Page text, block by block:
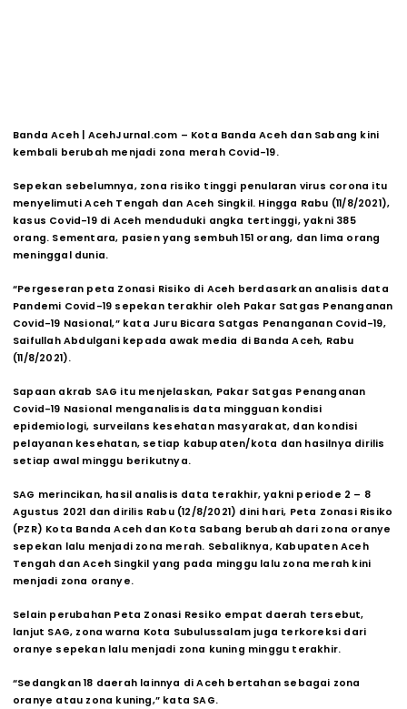
Banda Aceh | AcehJurnal.com – Kota Banda Aceh dan Sabang kini
kembali berubah menjadi zona merah Covid-19.
Sepekan sebelumnya, zona risiko tinggi penularan virus corona itu
menyelimuti Aceh Tengah dan Aceh Singkil. Hingga Rabu (11/8/2021),
kasus Covid-19 di Aceh menduduki angka tertinggi, yakni 385
orang. Sementara, pasien yang sembuh 151 orang, dan lima orang
meninggal dunia.
“Pergeseran peta Zonasi Risiko di Aceh berdasarkan analisis data
Pandemi Covid-19 sepekan terakhir oleh Pakar Satgas Penanganan
Covid-19 Nasional,” kata Juru Bicara Satgas Penanganan Covid-19,
Saifullah Abdulgani kepada awak media di Banda Aceh, Rabu
(11/8/2021).
Sapaan akrab SAG itu menjelaskan, Pakar Satgas Penanganan
Covid-19 Nasional menganalisis data mingguan kondisi
epidemiologi, surveilans kesehatan masyarakat, dan kondisi
pelayanan kesehatan, setiap kabupaten/kota dan hasilnya dirilis
setiap awal minggu berikutnya.
SAG merincikan, hasil analisis data terakhir, yakni periode 2 – 8
Agustus 2021 dan dirilis Rabu (12/8/2021) dini hari, Peta Zonasi Risiko
(PZR) Kota Banda Aceh dan Kota Sabang berubah dari zona oranye
sepekan lalu menjadi zona merah. Sebaliknya, Kabupaten Aceh
Tengah dan Aceh Singkil yang pada minggu lalu zona merah kini
menjadi zona oranye.
Selain perubahan Peta Zonasi Resiko empat daerah tersebut,
lanjut SAG, zona warna Kota Subulussalam juga terkoreksi dari
oranye sepekan lalu menjadi zona kuning minggu terakhir.
“Sedangkan 18 daerah lainnya di Aceh bertahan sebagai zona
oranye atau zona kuning,” kata SAG.